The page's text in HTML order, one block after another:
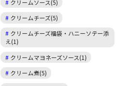
クリームソース(5)
クリームチーズ(5)
クリームチーズ福袋・ハニーソテー添
え(1)
クリームマヨネーズソース(1)
クリーム煮(5)